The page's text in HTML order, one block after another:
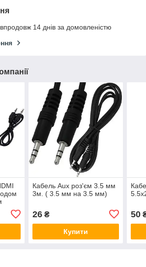
14 днів за домовленістю
Кабель Aux роз'єм 3.5 мм
3м. ( 3.5 мм на 3.5 мм)
26₴
Купити
50